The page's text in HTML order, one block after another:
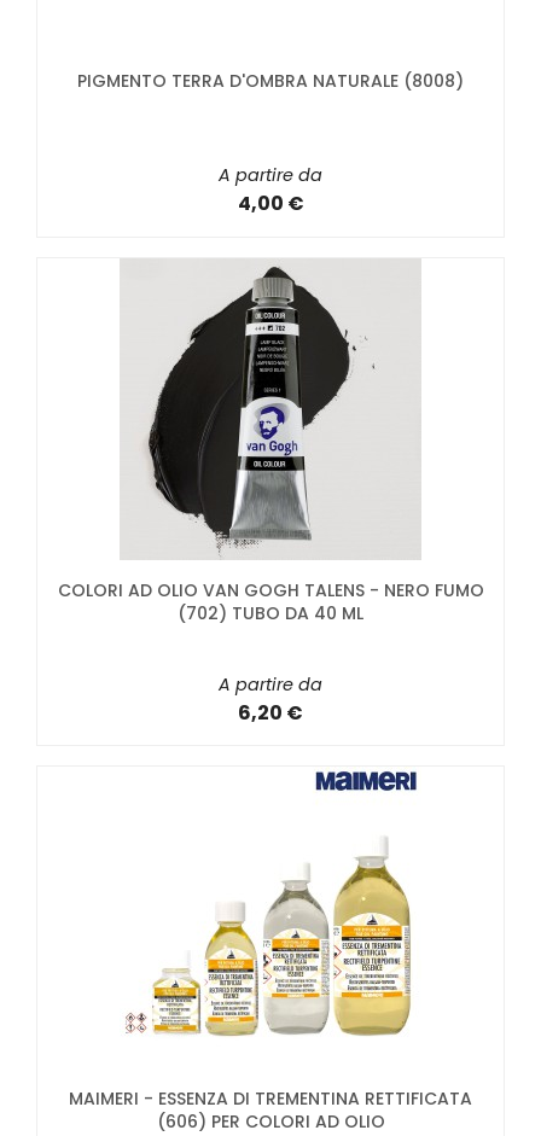
PIGMENTO TERRA D'OMBRA NATURALE (8008)
A partire da
4,00 €
COLORI AD OLIO VAN GOGH TALENS - NERO FUMO
(702) TUBO DA 40 ML
A partire da
6,20 €
MAIMERI - ESSENZA DI TREMENTINA RETTIFICATA
(606) PER COLORI AD OLIO